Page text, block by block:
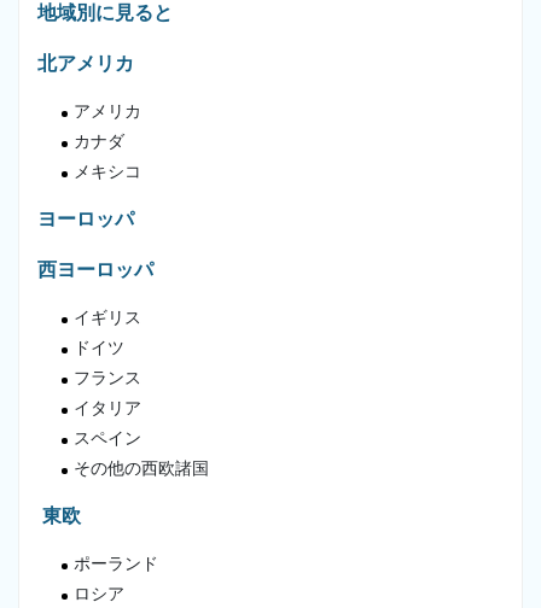
地域別に見ると
北アメリカ
アメリカ
カナダ
メキシコ
ヨーロッパ
西ヨーロッパ
イギリス
ドイツ
フランス
イタリア
スペイン
その他の西欧諸国
東欧
ポーランド
ロシア